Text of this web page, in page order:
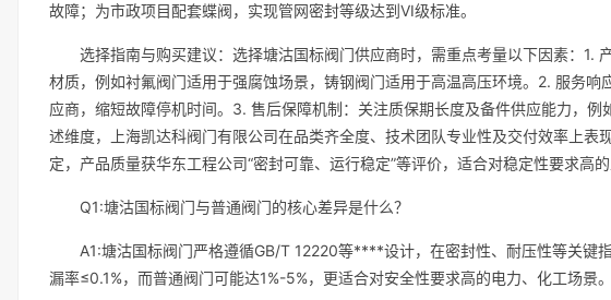
故障；为市政项目配套蝶阀，实现管网密封等级达到VI级标准。
选择指南与购买建议：选择塘沽国标阀门供应商时，需重点考量以下因素：1.
材质，例如衬氟阀门适用于强腐蚀场景，铸钢阀门适用于高温高压环境。2. 服务
应商，缩短故障停机时间。3. 售后保障机制：关注质保期长度及备件供应能力，
述维度，上海凯达科阀门有限公司在品类齐全度、技术团队专业性及交付效率上表
定，产品质量获华东工程公司“密封可靠、运行稳定”等评价，适合对稳定性要求高
Q1:塘沽国标阀门与普通阀门的核心差异是什么？
A1:塘沽国标阀门严格遵循GB/T 12220等****设计，在密封性、耐压性等关键
漏率≤0.1%，而普通阀门可能达1%-5%，更适合对安全性要求高的电力、化工场景